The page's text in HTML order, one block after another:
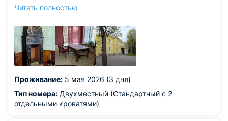
примерно соответствуют 3 звёздам. Завтрак подавался
мужчины. Персонал любезный.
Из недостатков: плохо работал интернет, wi-fi все время
отключался. Порой трудно было посмотреть
расписание работы музеев, электричек, купить он-лайн
подниматься по лестнице, без лифта.
Читать полностью
Проживание: 5 мая 2026 (3 дня)
Тип номера: Двухместный (Стандартный с 2
отдельными кроватями)